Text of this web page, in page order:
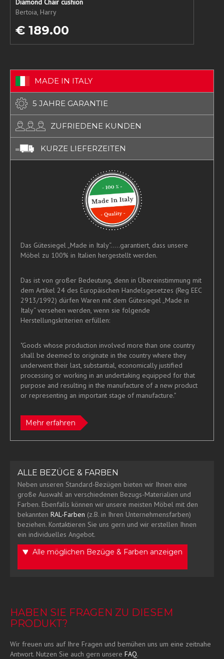
Bertoia, Harry
€ 189.00
MADE IN ITALY
5 JAHRE GARANTIE
ZUFRIEDENE KUNDEN
KURZE LIEFERZEITEN
Das Gütesiegel „Made in Italy“.....garantiert, dass unsere
Möbel zu 100% in Italien hergestellt werden.
Das ist von großer Bedeutung, denn in Übereinstimmung mit
dem Artikel 24 des Europäischen Handelsgesetzes (Reg EEC
2913/1992) dürfen Waren mit dem Gütesiegel „Made in
Italy“ versehen werden, wenn sie folgende
Herstellungskriterien erfüllen:
"Goods whose production involved more than one country
shall be deemed to originate in the country where they
underwent their last, substantial, economically justified
processing or working in an undertaking equipped for that
purpose and resulting in the manufacture of a new product
or representing an important stage of manufacture."
Mehr erfahren
ALLE BEZÜGE & FARBEN
Neben unseren Standard-Bezügen bieten wir Ihnen eine
große Auswahl an verschiedenen Bezugs-Materialien und
Farben. Ebenfalls können wir unsere meisten Möbel mit den
bekannten RAL-Farben (z.B. in Ihren Unternehmensfarben)
beziehen. Kontaktieren Sie uns gern und wir erstellen Ihnen
ein individuelles Angebot.
Alle möglichen Bezüge & Farben anzeigen
HABEN SIE FRAGEN ZU DIESEM
PRODUKT?
Wir freuen uns auf Ihre Fragen und bemühen uns um eine zeitnahe
Antwort. Nutzen Sie auch gern unsere FAQ.